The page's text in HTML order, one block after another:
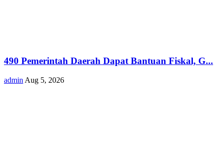
490 Pemerintah Daerah Dapat Bantuan Fiskal, G...
admin Aug 5, 2026